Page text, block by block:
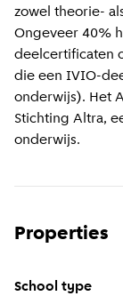
zowel theorie-
Ongeveer 40%
deelcertificaten
die een IVIO-
onderwijs). Het
Stichting Altra,
onderwijs.
Properties
School type